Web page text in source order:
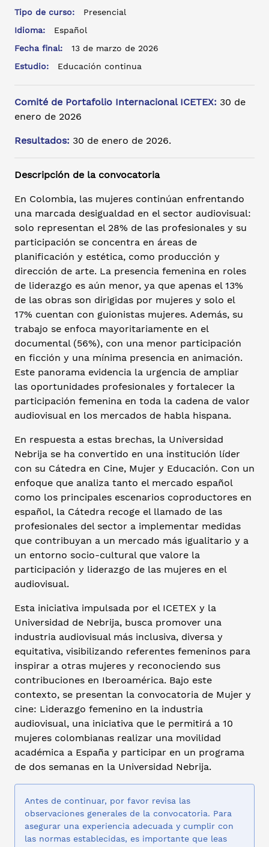
Tipo de curso:
Presencial
Idioma:
Español
Fecha final:
13 de marzo de 2026
Estudio:
Educación continua
Comité de Portafolio Internacional ICETEX: 30 de
enero de 2026
Resultados: 30 de enero de 2026.
Descripción de la convocatoria
En Colombia, las mujeres continúan enfrentando
una marcada desigualdad en el sector audiovisual:
solo representan el 28% de las profesionales y su
participación se concentra en áreas de
planificación y estética, como producción y
dirección de arte. La presencia femenina en roles
de liderazgo es aún menor, ya que apenas el 13%
de las obras son dirigidas por mujeres y solo el
17% cuentan con guionistas mujeres. Además, su
trabajo se enfoca mayoritariamente en el
documental (56%), con una menor participación
en ficción y una mínima presencia en animación.
Este panorama evidencia la urgencia de ampliar
las oportunidades profesionales y fortalecer la
participación femenina en toda la cadena de valor
audiovisual en los mercados de habla hispana.
En respuesta a estas brechas, la Universidad
Nebrija se ha convertido en una institución líder
con su Cátedra en Cine, Mujer y Educación. Con un
enfoque que analiza tanto el mercado español
como los principales escenarios coproductores en
español, la Cátedra recoge el llamado de las
profesionales del sector a implementar medidas
que contribuyan a un mercado más igualitario y a
un entorno socio-cultural que valore la
participación y liderazgo de las mujeres en el
audiovisual.
Esta iniciativa impulsada por el ICETEX y la
Universidad de Nebrija, busca promover una
industria audiovisual más inclusiva, diversa y
equitativa, visibilizando referentes femeninos para
inspirar a otras mujeres y reconociendo sus
contribuciones en Iberoamérica. Bajo este
contexto, se presentan la convocatoria de Mujer y
cine: Liderazgo femenino en la industria
audiovisual, una iniciativa que le permitirá a 10
mujeres colombianas realizar una movilidad
académica a España y participar en un programa
de dos semanas en la Universidad Nebrija.
Antes de continuar, por favor revisa las
observaciones generales de la convocatoria. Para
asegurar una experiencia adecuada y cumplir con
las normas establecidas, es importante que leas